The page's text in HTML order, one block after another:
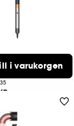
Origin
and dryer
35
i varukorgen